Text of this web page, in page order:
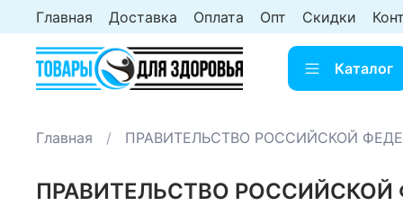
Главная Доставка Оплата Опт Скидки
Каталог
Главная ПРАВИТЕЛЬСТВО РОССИЙСКОЙ
ПРАВИТЕЛЬСТВО РОССИЙСКОЙ